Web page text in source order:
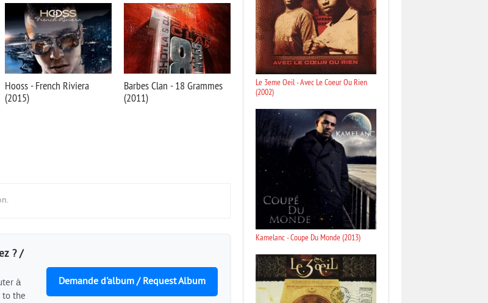
Hooss - French Riviera
(2015)
Barbes Clan - 18 Grammes
(2011)
? /
à
to the
Demande d'album / Request Album
Le 3eme Oeil - Avec Le Coeur Ou Rien
(2002)
Kamelanc - Coupe Du Monde (2013)